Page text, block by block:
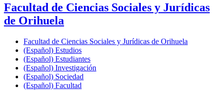
Facultad de Ciencias Sociales y Jurídicas
de Orihuela
Facultad de Ciencias Sociales y Jurídicas de Orihuela
(Español) Estudios
(Español) Estudiantes
(Español) Investigación
(Español) Sociedad
(Español) Facultad